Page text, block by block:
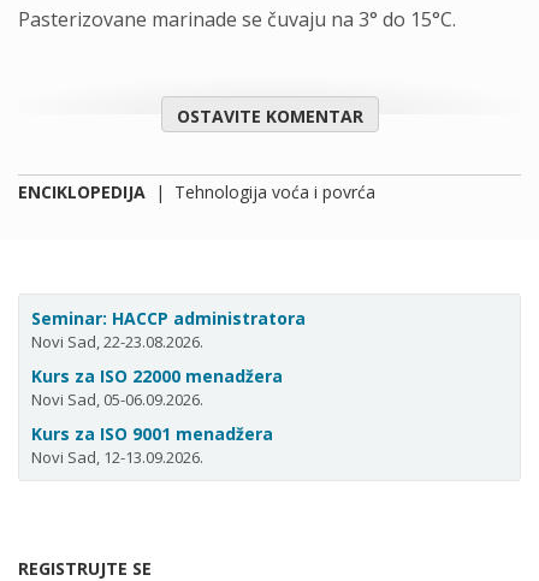
Pasterizovane marinade se čuvaju na 3° do 15°C.
OSTAVITE KOMENTAR
ENCIKLOPEDIJA | Tehnologija voća i povrća
Seminar: HACCP administratora
Novi Sad, 22-23.08.2026.
Kurs za ISO 22000 menadžera
Novi Sad, 05-06.09.2026.
Kurs za ISO 9001 menadžera
Novi Sad, 12-13.09.2026.
REGISTRUJTE SE